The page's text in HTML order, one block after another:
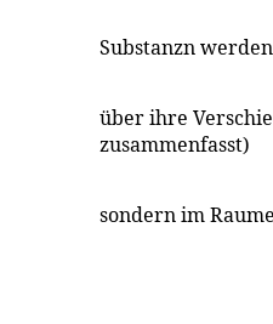
Substanzn
über ihre
zusammenfasst)
sondern im